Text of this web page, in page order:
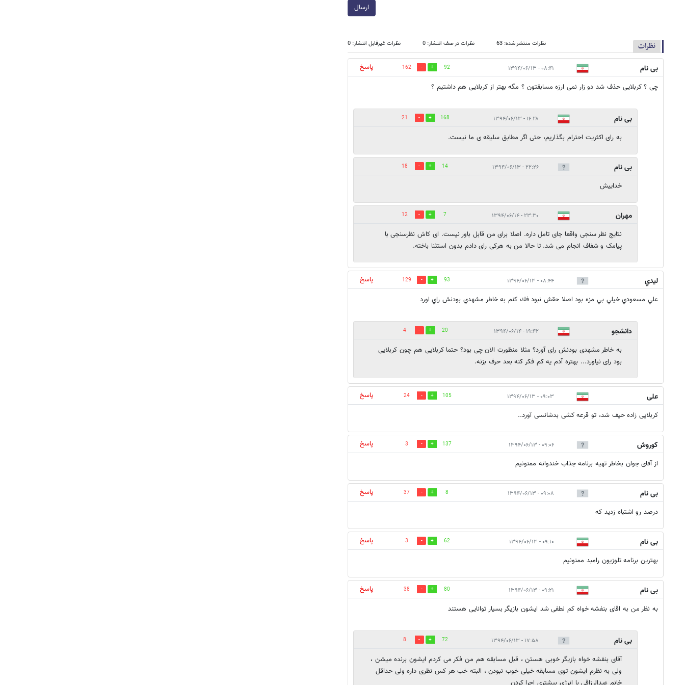
ارسال
نظرات نظرات منتشر شده: 63 نظرات در صف انتشار: 0 نظرات غیرقابل انتشار: 0
بی نام ۰۸:۴۱ - ۱۳۹۴/۰۶/۱۳ 92
162
پاسخ
چی ؟ کربلایی حذف شد دو زار نمی ارزه مسابقتون ؟ مگه بهتر از کربلایی هم داشتیم ؟
بی نام ۱۶:۲۸ - ۱۳۹۴/۰۶/۱۳ 168
21
به رای اکثریت احترام بگذاریم، حتی اگر مطابق سلیقه ی ما نیست.
بی نام ۲۲:۲۶ - ۱۳۹۴/۰۶/۱۳ 14
18
خداییش
مهران ۲۳:۳۰ - ۱۳۹۴/۰۶/۱۴ 7
12
نتایج نظر سنجی واقعا جای تامل داره. اصلا برای من قابل باور نیست. ای کاش نظرسنجی با
پیامک و شفاف انجام می شد. تا حالا من به هرکی رای دادم بدون استثنا باخته.
ليدي ۰۸:۴۴ - ۱۳۹۴/۰۶/۱۳ 93
129
پاسخ
علي مسعودي خيلي بي مزه بود اصلا حقش نبود فك كنم به خاطر مشهدي بودنش راي اورد
دانشجو ۱۹:۴۲ - ۱۳۹۴/۰۶/۱۴ 20
4
به خاطر مشهدی بودنش رای آورد؟ مثلا منظورت الان چی بود؟ حتما کربلایی هم چون کربلایی
بود رای نیاورد... بهتره آدم یه کم فکر کنه بعد حرف بزنه.
علی ۰۹:۰۳ - ۱۳۹۴/۰۶/۱۳ 105
24
پاسخ
کربلایی زاده حیف شد، تو قرعه کشی بدشانسی آورد..
کوروش ۰۹:۰۶ - ۱۳۹۴/۰۶/۱۳ 137
3
پاسخ
از آقای جوان بخاطر تهیه برنامه جذاب خندوانه ممنونیم
بی نام ۰۹:۰۸ - ۱۳۹۴/۰۶/۱۳ 8
37
پاسخ
درصد رو اشتباه زدید که
بی نام ۰۹:۱۰ - ۱۳۹۴/۰۶/۱۳ 62
3
پاسخ
بهترین برنامه تلوزیون رامبد ممنونیم
بی نام ۰۹:۲۱ - ۱۳۹۴/۰۶/۱۳ 80
38
پاسخ
به نظر من به اقای بنفشه خواه کم لطفی شد ایشون بازیگر بسیار توانایی هستند
بی نام ۱۷:۵۸ - ۱۳۹۴/۰۶/۱۳ 72
8
آقای بنفشه خواه بازیگر خوبی هستن ، قبل مسابقه هم من فکر می کردم ایشون برنده میشن ،
ولی به نظرم ایشون توی مسابقه خیلی خوب نبودن ، البته خب هر کس نظری داره ولی حداقل